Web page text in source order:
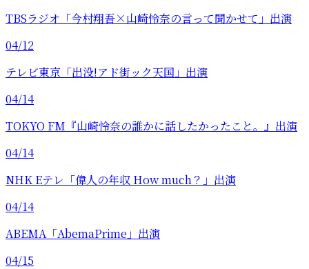
TBSラジオ「今村翔吾×山崎怜奈の言って聞かせて」出演
04/12
テレビ東京「出没!アド街ック天国」出演
04/14
TOKYO FM『山崎怜奈の誰かに話したかったこと。』出演
04/14
NHK Eテレ「偉人の年収 How much？」出演
04/14
ABEMA「AbemaPrime」出演
04/15